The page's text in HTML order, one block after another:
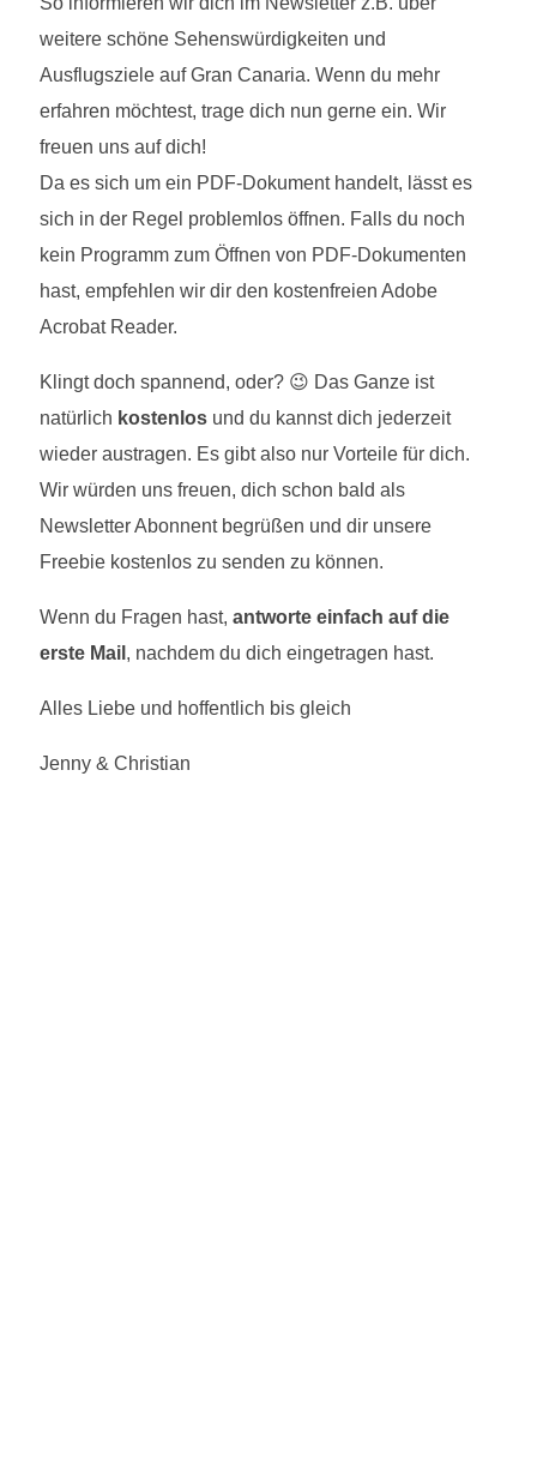
weitere schöne Sehenswürdigkeiten und
Ausflugsziele auf Gran Canaria. Wenn du mehr
erfahren möchtest, trage dich nun gerne ein. Wir
freuen uns auf dich!
Da es sich um ein PDF-Dokument handelt, lässt es
sich in der Regel problemlos öffnen. Falls du noch
kein Programm zum Öffnen von PDF-Dokumenten
hast, empfehlen wir dir den kostenfreien Adobe
Acrobat Reader.
Klingt doch spannend, oder? 😉 Das Ganze ist
natürlich kostenlos und du kannst dich jederzeit
wieder austragen. Es gibt also nur Vorteile für dich.
Wir würden uns freuen, dich schon bald als
Newsletter Abonnent begrüßen und dir unsere
Freebie kostenlos zu senden zu können.
Wenn du Fragen hast, antworte einfach auf die
erste Mail , nachdem du dich eingetragen hast.
Alles Liebe und hoffentlich bis gleich
Jenny & Christian